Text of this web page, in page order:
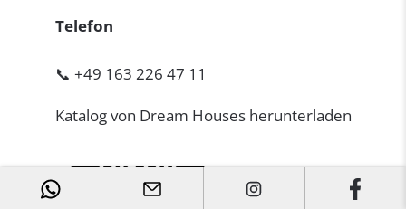
Telefon
📞 +49 163 226 47 11
Katalog von Dream Houses herunterladen